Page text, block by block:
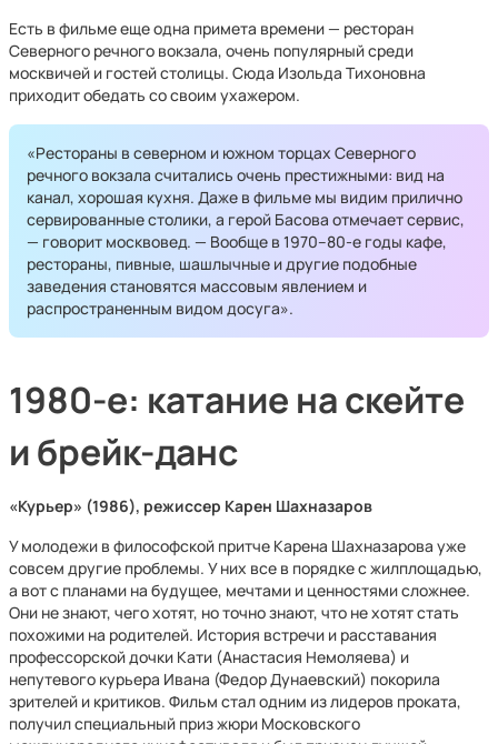
Есть в фильме еще одна примета времени — ресторан
Северного речного вокзала, очень популярный среди
москвичей и гостей столицы. Сюда Изольда Тихоновна
приходит обедать со своим ухажером.
«Рестораны в северном и южном торцах Северного
речного вокзала считались очень престижными: вид на
канал, хорошая кухня. Даже в фильме мы видим прилично
сервированные столики, а герой Басова отмечает сервис,
— говорит москвовед. — Вообще в 1970–80-е годы кафе,
рестораны, пивные, шашлычные и другие подобные
заведения становятся массовым явлением и
распространенным видом досуга».
1980-е: катание на скейте
и брейк-данс
«Курьер» (1986), режиссер Карен Шахназаров
У молодежи в философской притче Карена Шахназарова уже
совсем другие проблемы. У них все в порядке с жилплощадью,
а вот с планами на будущее, мечтами и ценностями сложнее.
Они не знают, чего хотят, но точно знают, что не хотят стать
похожими на родителей. История встречи и расставания
профессорской дочки Кати (Анастасия Немоляева) и
непутевого курьера Ивана (Федор Дунаевский) покорила
зрителей и критиков. Фильм стал одним из лидеров проката,
получил специальный приз жюри Московского